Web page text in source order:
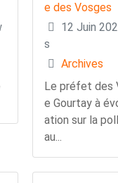
e des Vosges
12 Juin
s
Archives
Le préfet des
e Gourtay à
ation sur la
au...